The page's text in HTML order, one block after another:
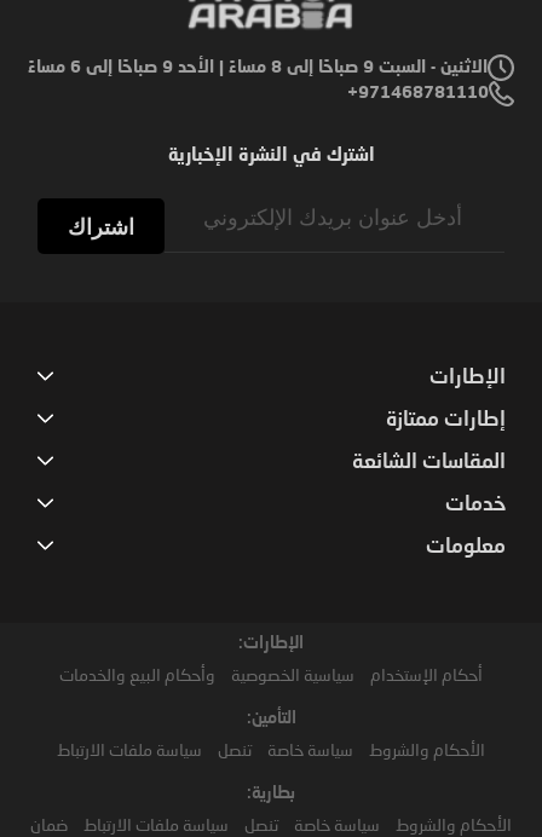
الاثنين - السبت 9 صباحًا إلى 8 مساءً | الأحد 9 صباحًا إلى 6 مساءً
971468781110+
اشترك في النشرة الإخبارية
اشتراك
الإطارات
إطارات ممتازة
المقاسات الشائعة
خدمات
معلومات
الإطارات:
أحكام الإستخدام سياسية الخصوصية وأحكام البيع والخدمات
التأمين:
الأحكام والشروط سياسة خاصة تنصل سياسة ملفات الارتباط
بطارية:
الأحكام والشروط سياسة خاصة تنصل سياسة ملفات الارتباط ضمان